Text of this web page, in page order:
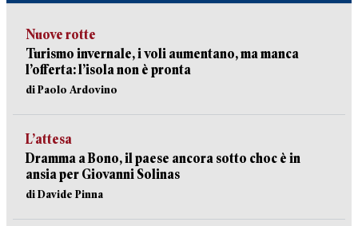
Nuove rotte
Turismo invernale, i voli aumentano, ma manca
l’offerta: l’isola non è pronta
di Paolo Ardovino
L’attesa
Dramma a Bono, il paese ancora sotto choc è in
ansia per Giovanni Solinas
di Davide Pinna